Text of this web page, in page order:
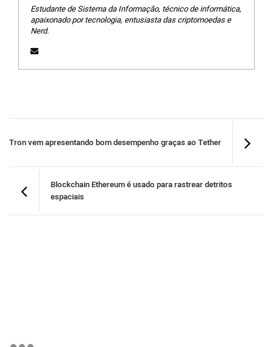
Estudante de Sistema da Informação, técnico de informática,
apaixonado por tecnologia, entusiasta das criptomoedas e
Nerd.
Tron vem apresentando bom desempenho graças ao Tether
Blockchain Ethereum é usado para rastrear detritos
espaciais